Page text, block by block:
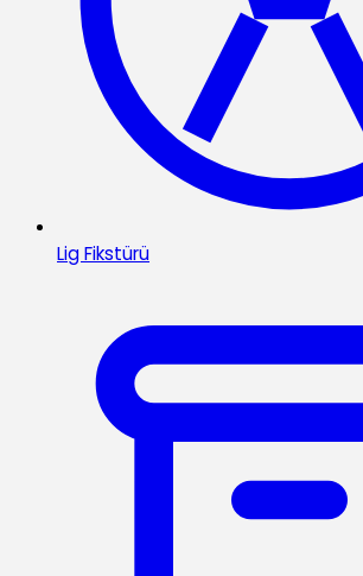
Lig Fikstürü